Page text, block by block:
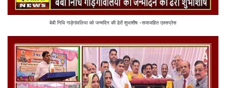
बेबी निधि गाड़ेगांवलिया को जन्मदिन की ढेरों शुभाशीष -समाजहित एक्सप्रेस